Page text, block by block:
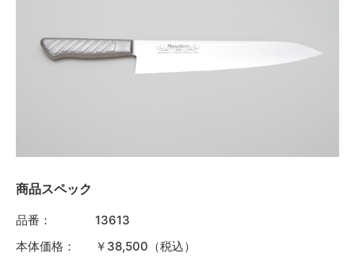
商品スペック
品番：
13613
本体価格：
￥38,500（税込）